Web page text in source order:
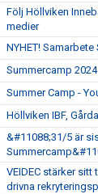
Följ Höllviken
medier
NYHET!
Summercamp
Summer Camp -
Höllviken IBF,
&#11088;31/5 är
VEIDEC stärker
drivna